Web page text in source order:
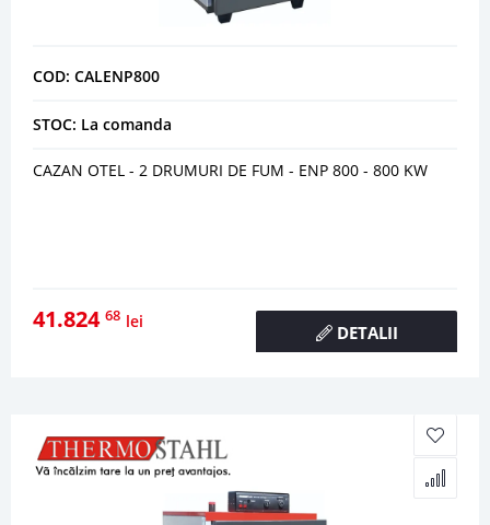
COD: CALENP800
STOC: La comanda
CAZAN OTEL - 2 DRUMURI DE FUM - ENP 800 - 800 KW
41.824 68 lei
DETALII